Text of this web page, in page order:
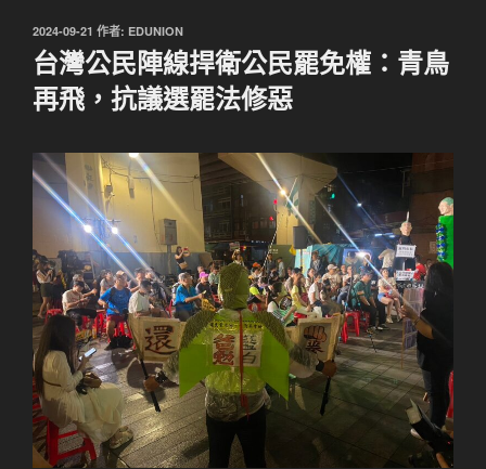
發
佈
於
2024-09-21 作者: EDUNION
台灣公民陣線捍衛公民罷免權：青鳥
再飛，抗議選罷法修惡